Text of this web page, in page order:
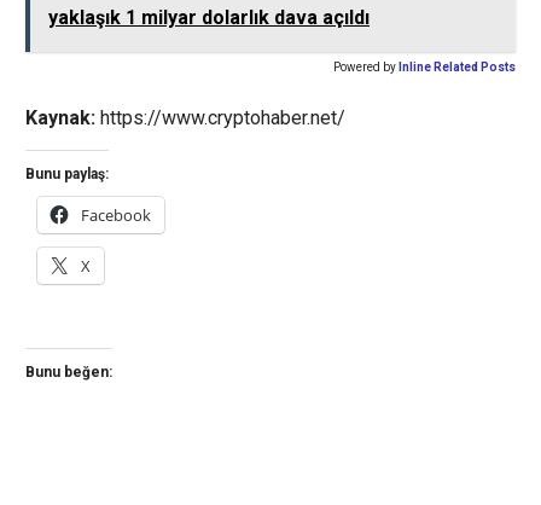
yaklaşık 1 milyar dolarlık dava açıldı
Powered by Inline Related Posts
Kaynak: https://www.cryptohaber.net/
Bunu paylaş:
Facebook
X
Bunu beğen: